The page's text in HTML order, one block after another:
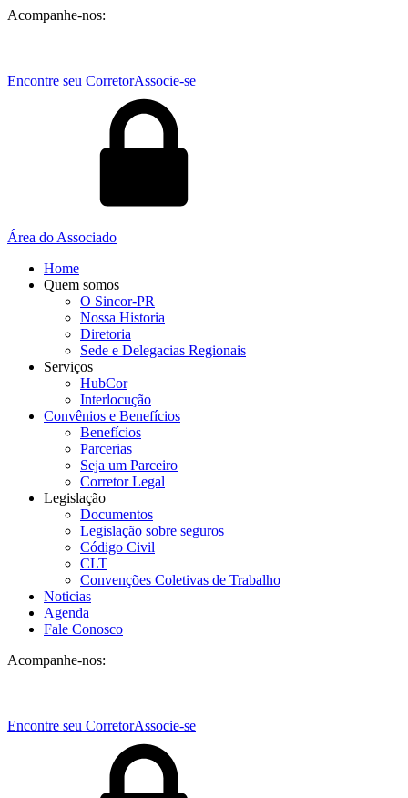
Acompanhe-nos:
Encontre seu CorretorAssocie-se
Área do Associado
Home
Quem somos
O Sincor-PR
Nossa Historia
Diretoria
Sede e Delegacias Regionais
Serviços
HubCor
Interlocução
Convênios e Benefícios
Benefícios
Parcerias
Seja um Parceiro
Corretor Legal
Legislação
Documentos
Legislação sobre seguros
Código Civil
CLT
Convenções Coletivas de Trabalho
Noticias
Agenda
Fale Conosco
Acompanhe-nos:
Encontre seu CorretorAssocie-se